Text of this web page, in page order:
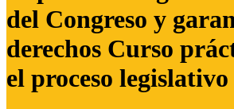
del Congreso y
derechos Curso
el proceso legislativo